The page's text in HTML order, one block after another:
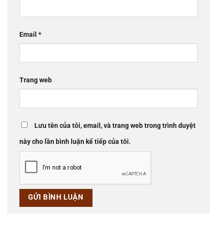
Email *
Trang web
Lưu tên của tôi, email, và trang web trong trình duyệt
này cho lần bình luận kế tiếp của tôi.